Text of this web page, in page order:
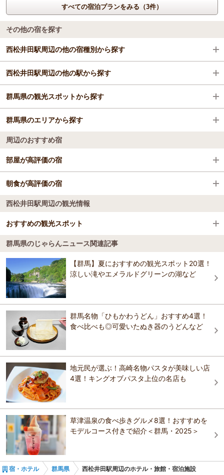
すべての宿泊プランをみる（3件）
その他の宿を探す
西松井田駅周辺の他の宿種別から探す
ビジネスホテル
西松井田駅周辺の他の駅から探す
安中駅
横川駅
群馬藤岡駅
下仁田駅
松井田駅
北藤岡駅
上州福島駅
群馬県の観光スポットから探す
富岡製糸場
草津温泉
伊香保おもちゃと人形・自動車博物館
伊香保グリーン牧場
榛名神社
熱乃湯
道の駅たくみの里
群馬県のエリアから探す
万座・嬬恋・北軽井沢
水上・月夜野・猿ヶ京・法師
渋川・伊香保
沼田・老神・尾瀬
赤城・桐生・渡良瀬
四万・吾妻・川原湯
周辺のおすすめ宿
部屋が高評価の宿
絹の湯 久惠屋旅館
ヴィラせせらぎ
茜彩庵 山水
妙義グリーンホテル＆テラス
朝食が高評価の宿
絹の湯 久惠屋旅館
ヴィラせせらぎ
茜彩庵 山水
妙義グリーンホテル＆テラス
八塩温泉 八塩館
西松井田駅周辺の観光情報
おすすめの観光スポット
下仁田温泉 清流荘
3.5
日本秘湯を守る会。山の中にひっそりと立つ秘湯の温泉。東京から車
で1時間半ほどと好アクセスにもかかわらず、渓流の横にあるため自然
の息吹は満点。上質の源泉温泉を日帰り入浴でも楽しめる。
おすすめの観光スポットガイドを見る
群馬県のじゃらんニュース関連記事
【群馬】夏におすすめの観光スポット20選！
涼しい滝やエメラルドグリーンの湖など
群馬名物「ひもかわうどん」おすすめ4選！
食べ比べも◎可愛いたぬき器のうどんなど
地元民が選ぶ！高崎名物パスタが美味しい店
4選！キングオブパスタ上位の名店も
草津温泉の食べ歩きグルメ8選！おすすめを
モデルコース付きで紹介＜群馬・2025＞
宿・ホテル 群馬県 西松井田駅周辺のホテル・旅館・宿泊施設